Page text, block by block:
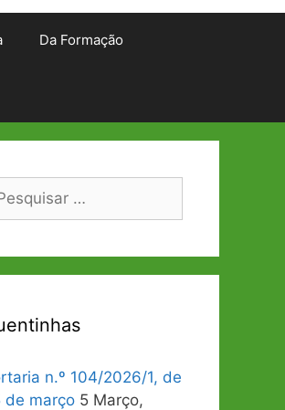
Da Formação
n.º 104/2026/1, de
de março 5 Março,